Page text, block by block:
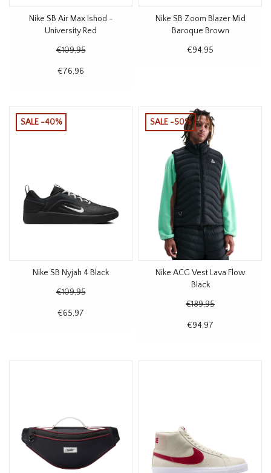
Nike SB Air Max Ishod -
University Red
€109,95
€76,96
Nike SB Zoom Blazer Mid
Baroque Brown
€94,95
SALE -40%
Nike SB Nyjah 4 Black
€109,95
€65,97
SALE -50%
Nike ACG Vest Lava Flow
Black
€189,95
€94,97